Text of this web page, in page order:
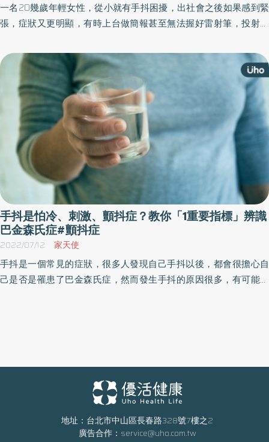
一名20幾歲年輕女性，從小就有手抖困擾，出社會之後如果感到緊
張，症狀又更明顯，有時上台做簡報甚至無法握好雷射筆，投射畫
即使不會危及健康，但仍帶來生活上莫大困擾。
手抖是怕冷、刺激、顫抖症？教你「1重要指標」辨識
巴金森氏症#顫抖症
2022/07/12 家天使
手抖是一個常見的症狀，很多人發現自己手抖以後，都會很擔心自
己是否是罹患了巴金森氏症，然而發生手抖的原因很多，有可能是
地址：台北市中山區長春路328號7樓之2
廣告合作： service@uho.com.tw